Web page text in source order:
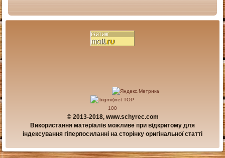
© 2013-2018, www.schyrec.com
Використання матеріалів можливе при відкритому для
індексування гіперпосиланні на сторінку оригінальної статті